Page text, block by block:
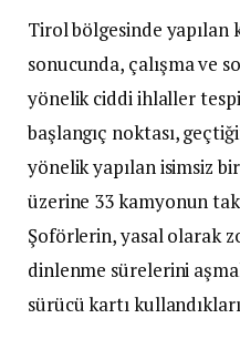
Tirol bölgesinde yapılan
sonucunda, çalışma ve
yönelik ciddi ihlaller
başlangıç noktası,
yönelik yapılan isimsiz
üzerine 33 kamyonun
Şoförlerin, yasal olarak
dinlenme sürelerini
sürücü kartı